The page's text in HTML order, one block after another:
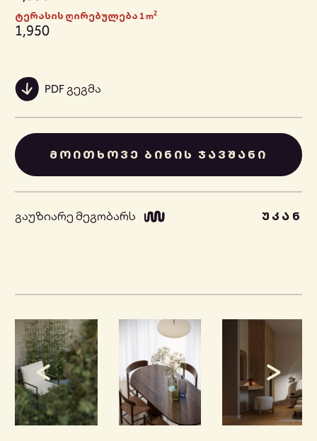
ტერასის ღირებულება 1 m2
1,950
PDF გეგმა
ᲛᲝᲘᲗᲮᲝᲕᲔ ᲑᲘᲜᲘᲡ ᲯᲐᲕᲨᲐᲜᲘ
გაუზიარე მეგობარს ᲣᲙᲐᲜ